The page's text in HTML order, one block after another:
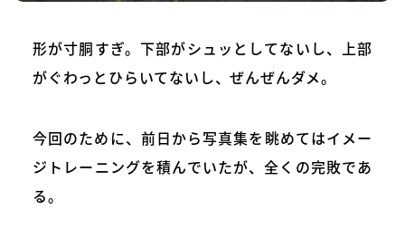
形が寸胴すぎ。下部がシュッとしてないし、上部
がぐわっとひらいてないし、ぜんぜんダメ。
今回のために、前日から写真集を眺めてはイメー
ジトレーニングを積んでいたが、全くの完敗であ
る。